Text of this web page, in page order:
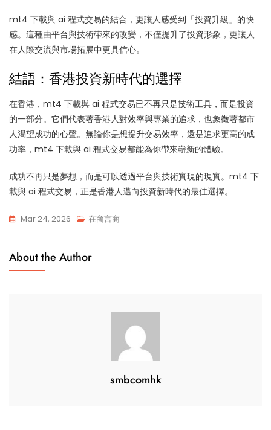
mt4 下載與 ai 程式交易的結合，更讓人感受到「投資升級」的快
感。這種由平台與技術帶來的改變，不僅提升了投資形象，更讓人
在人際交流與市場拓展中更具信心。
結語：香港投資新時代的選擇
在香港，mt4 下載與 ai 程式交易已不再只是技術工具，而是投資
的一部分。它們代表著香港人對效率與專業的追求，也象徵著都市
人渴望成功的心聲。無論你是想提升交易效率，還是追求更高的成
功率，mt4 下載與 ai 程式交易都能為你帶來嶄新的體驗。
成功不再只是夢想，而是可以透過平台與技術實現的現實。mt4 下
載與 ai 程式交易，正是香港人邁向投資新時代的最佳選擇。
Mar 24, 2026 在商言商
About the Author
smbcomhk